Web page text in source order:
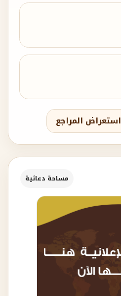
استعراض المراجع
مساحة دعائية